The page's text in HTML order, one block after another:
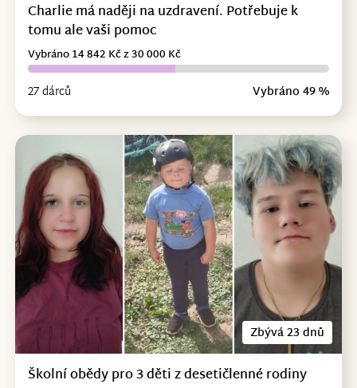
Charlie má naději na uzdravení. Potřebuje k
tomu ale vaši pomoc
27 dárců Vybráno 49 %
Vybráno 14 842 Kč z 30 000 Kč
Zbývá 23 dnů
Školní obědy pro 3 děti z desetičlenné rodiny